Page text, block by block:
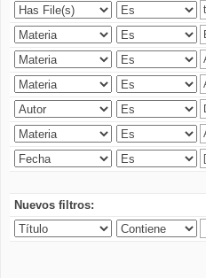
Nuevos filtros: